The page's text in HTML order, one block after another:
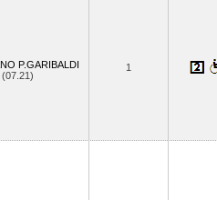
P.GARIBALDI
(07.21)
1